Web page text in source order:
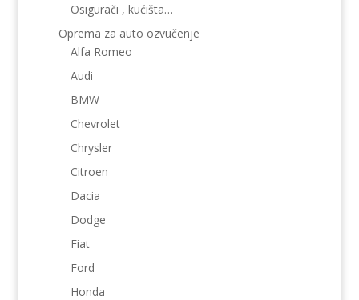
Osigurači , kućišta…
Oprema za auto ozvučenje
Alfa Romeo
Audi
BMW
Chevrolet
Chrysler
Citroen
Dacia
Dodge
Fiat
Ford
Honda